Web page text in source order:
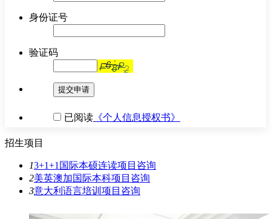
身份证号
验证码
提交申请
已阅读 《个人信息授权书》
招生项目
13+1+1国际本硕连读项目 咨询
2美英澳加国际本科项目 咨询
3意大利语言培训项目 咨询